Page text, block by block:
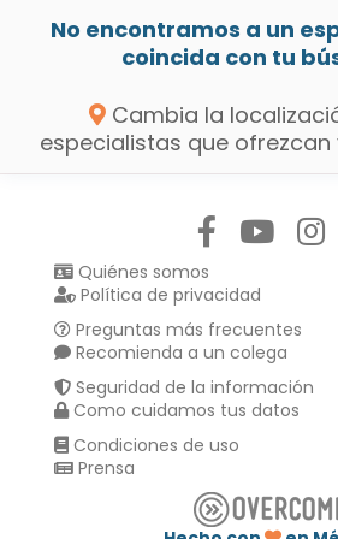
No encontramos a un
coincida con tu
Cambia la
especialistas que
Quiénes somos
Política de privacidad
Preguntas más frecuentes
Recomienda a un colega
Seguridad de la información
Como cuidamos tus datos
Condiciones de uso
Prensa